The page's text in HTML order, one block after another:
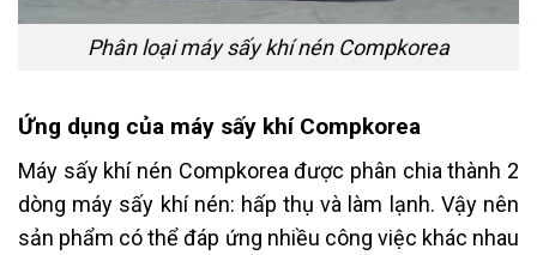
Phân loại máy sấy khí nén Compkorea
Ứng dụng của máy sấy khí Compkorea
Máy sấy khí nén Compkorea được phân chia thành 2
dòng máy sấy khí nén: hấp thụ và làm lạnh. Vậy nên
sản phẩm có thể đáp ứng nhiều công việc khác nhau